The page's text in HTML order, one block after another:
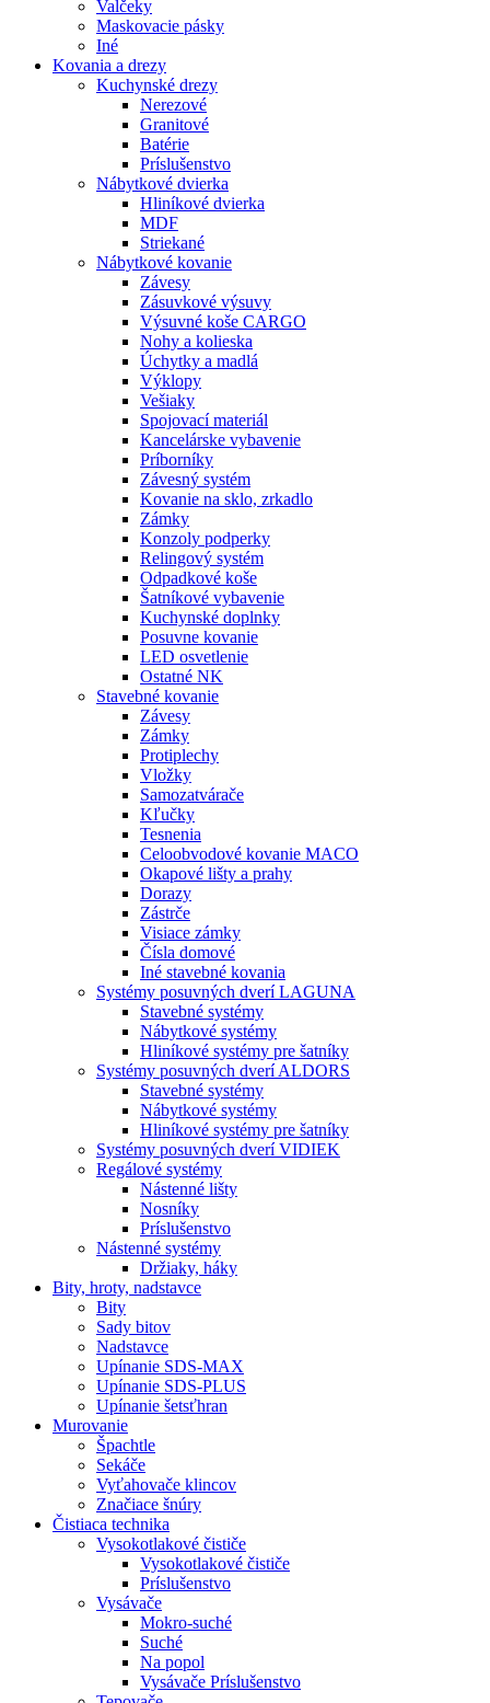
Valčeky
Maskovacie pásky
Iné
Kovania a drezy
Kuchynské drezy
Nerezové
Granitové
Batérie
Príslušenstvo
Nábytkové dvierka
Hliníkové dvierka
MDF
Striekané
Nábytkové kovanie
Závesy
Zásuvkové výsuvy
Výsuvné koše CARGO
Nohy a kolieska
Úchytky a madlá
Výklopy
Vešiaky
Spojovací materiál
Kancelárske vybavenie
Príborníky
Závesný systém
Kovanie na sklo, zrkadlo
Zámky
Konzoly podperky
Relingový systém
Odpadkové koše
Šatníkové vybavenie
Kuchynské doplnky
Posuvne kovanie
LED osvetlenie
Ostatné NK
Stavebné kovanie
Závesy
Zámky
Protiplechy
Vložky
Samozatvárače
Kľučky
Tesnenia
Celoobvodové kovanie MACO
Okapové lišty a prahy
Dorazy
Zástrče
Visiace zámky
Čísla domové
Iné stavebné kovania
Systémy posuvných dverí LAGUNA
Stavebné systémy
Nábytkové systémy
Hliníkové systémy pre šatníky
Systémy posuvných dverí ALDORS
Stavebné systémy
Nábytkové systémy
Hliníkové systémy pre šatníky
Systémy posuvných dverí VIDIEK
Regálové systémy
Nástenné lišty
Nosníky
Príslušenstvo
Nástenné systémy
Držiaky, háky
Bity, hroty, nadstavce
Bity
Sady bitov
Nadstavce
Upínanie SDS-MAX
Upínanie SDS-PLUS
Upínanie šetsťhran
Murovanie
Špachtle
Sekáče
Vyťahovače klincov
Značiace šnúry
Čistiaca technika
Vysokotlakové čističe
Vysokotlakové čističe
Príslušenstvo
Vysávače
Mokro-suché
Suché
Na popol
Vysávače Príslušenstvo